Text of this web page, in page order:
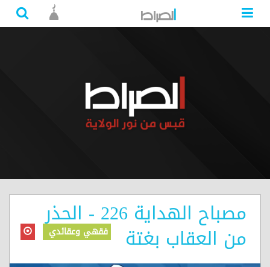
مصباح الهداية 226 - الحذر
من العقاب بغتة فقهي وعقائدي